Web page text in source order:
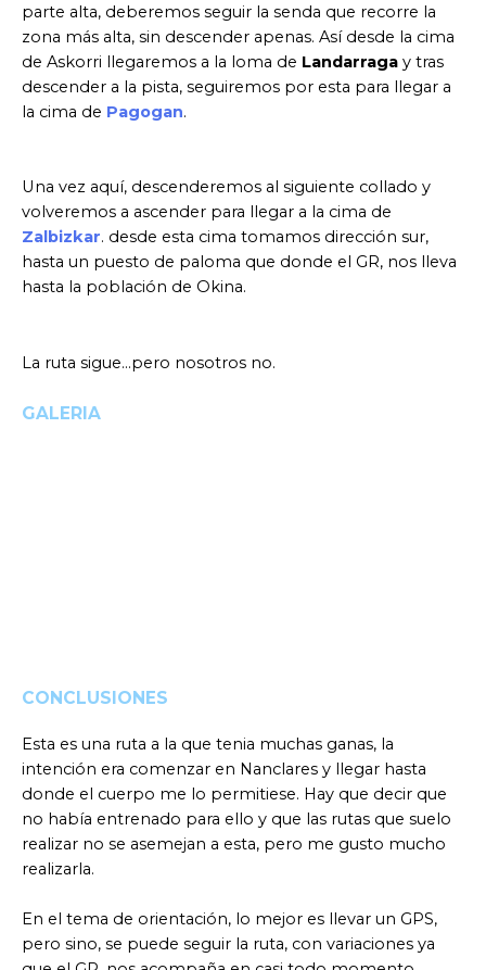
parte alta, deberemos seguir la senda que recorre la
zona más alta, sin descender apenas. Así desde la cima
de Askorri llegaremos a la loma de Landarraga y tras
descender a la pista, seguiremos por esta para llegar a
la cima de Pagogan.
Una vez aquí, descenderemos al siguiente collado y
volveremos a ascender para llegar a la cima de
Zalbizkar. desde esta cima tomamos dirección sur,
hasta un puesto de paloma que donde el GR, nos lleva
hasta la población de Okina.
La ruta sigue…pero nosotros no.
GALERIA
CONCLUSIONES
Esta es una ruta a la que tenia muchas ganas, la
intención era comenzar en Nanclares y llegar hasta
donde el cuerpo me lo permitiese. Hay que decir que
no había entrenado para ello y que las rutas que suelo
realizar no se asemejan a esta, pero me gusto mucho
realizarla.
En el tema de orientación, lo mejor es llevar un GPS,
pero sino, se puede seguir la ruta, con variaciones ya